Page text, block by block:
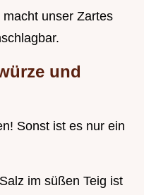
unser Zartes
und
Sonst ist es nur ein
im süßen Teig ist